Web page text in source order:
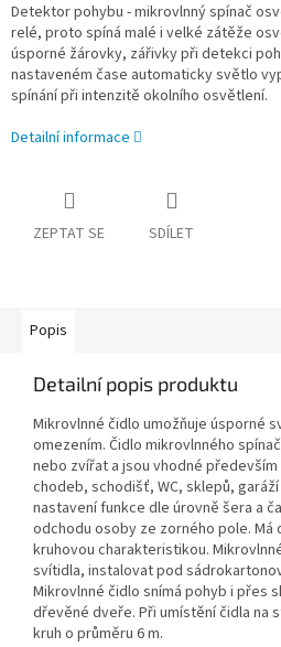
Detektor pohybu - mikrovlnný spínač
relé, proto spíná malé i velké zátěže
úsporné žárovky, zářivky při detekci
nastaveném čase automaticky světlo
spínání při intenzitě okolního osvětlení.
Detailní informace
ZEPTAT SE SDÍLET
Popis
Detailní popis produktu
Mikrovlnné čidlo umožňuje úsporné
omezením. Čidlo mikrovlnného
nebo zvířat a jsou vhodné
chodeb, schodišť, WC, sklepů,
nastavení funkce dle úrovně šera a
odchodu osoby ze zorného pole. Má
kruhovou charakteristikou.
svítidla, instalovat pod
Mikrovlnné čidlo snímá pohyb i přes
dřevěné dveře. Při umístění čidla na
kruh o průměru 6 m.